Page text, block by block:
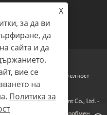
Политика за поверителност
Chemical Equipment Co., Ltd. -
X
за да ви
да
сайта и да
вие се
на
Политика за